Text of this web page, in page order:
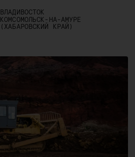
ВЛАДИВОСТОК
КОМСОМОЛЬСК-НА-АМУРЕ
(ХАБАРОВСКИЙ КРАЙ)